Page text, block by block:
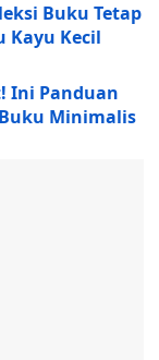
Buku Tetap
Kayu Kecil
Ini Panduan
Minimalis